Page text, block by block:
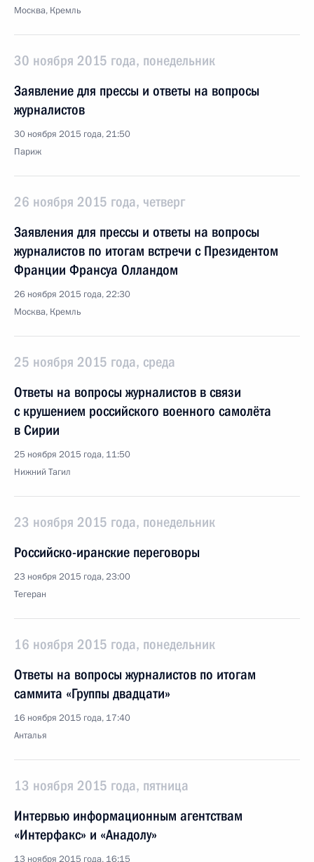
Москва, Кремль
30 ноября 2015 года, понедельник
Заявление для прессы и ответы на вопросы
журналистов
30 ноября 2015 года, 21:50
Париж
26 ноября 2015 года, четверг
Заявления для прессы и ответы на вопросы
журналистов по итогам встречи с Президентом
Франции Франсуа Олландом
26 ноября 2015 года, 22:30
Москва, Кремль
25 ноября 2015 года, среда
Ответы на вопросы журналистов в связи
с крушением российского военного самолёта
в Сирии
25 ноября 2015 года, 11:50
Нижний Тагил
23 ноября 2015 года, понедельник
Российско-иранские переговоры
23 ноября 2015 года, 23:00
Тегеран
16 ноября 2015 года, понедельник
Ответы на вопросы журналистов по итогам
саммита «Группы двадцати»
16 ноября 2015 года, 17:40
Анталья
13 ноября 2015 года, пятница
Интервью информационным агентствам
«Интерфакс» и «Анадолу»
13 ноября 2015 года, 16:15